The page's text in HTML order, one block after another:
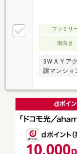
ファミリ
南向き
3ＷＡＹア
譲マンショ